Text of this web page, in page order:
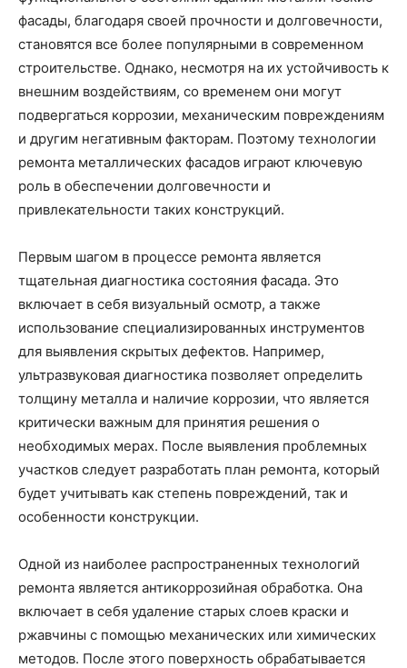
фасады, благодаря своей прочности и долговечности,
становятся все более популярными в современном
строительстве. Однако, несмотря на их устойчивость к
внешним воздействиям, со временем они могут
подвергаться коррозии, механическим повреждениям
и другим негативным факторам. Поэтому технологии
ремонта металлических фасадов играют ключевую
роль в обеспечении долговечности и
привлекательности таких конструкций.
Первым шагом в процессе ремонта является
тщательная диагностика состояния фасада. Это
включает в себя визуальный осмотр, а также
использование специализированных инструментов
для выявления скрытых дефектов. Например,
ультразвуковая диагностика позволяет определить
толщину металла и наличие коррозии, что является
критически важным для принятия решения о
необходимых мерах. После выявления проблемных
участков следует разработать план ремонта, который
будет учитывать как степень повреждений, так и
особенности конструкции.
Одной из наиболее распространенных технологий
ремонта является антикоррозийная обработка. Она
включает в себя удаление старых слоев краски и
ржавчины с помощью механических или химических
методов. После этого поверхность обрабатывается